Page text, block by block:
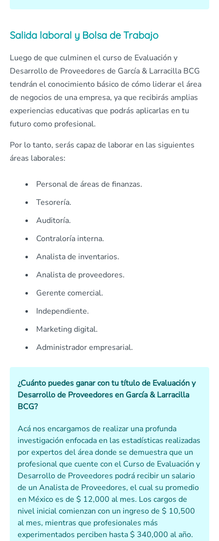
Salida laboral y Bolsa de Trabajo
Luego de que culminen el curso de Evaluación y
Desarrollo de Proveedores de García & Larracilla BCG
tendrán el conocimiento básico de cómo liderar el área
de negocios de una empresa, ya que recibirás amplias
experiencias educativas que podrás aplicarlas en tu
futuro como profesional.
Por lo tanto, serás capaz de laborar en las siguientes
áreas laborales:
Personal de áreas de finanzas.
Tesorería.
Auditoría.
Contraloría interna.
Analista de inventarios.
Analista de proveedores.
Gerente comercial.
Independiente.
Marketing digital.
Administrador empresarial.
¿Cuánto puedes ganar con tu título de Evaluación y
Desarrollo de Proveedores en García & Larracilla
BCG?
Acá nos encargamos de realizar una profunda
investigación enfocada en las estadísticas realizadas
por expertos del área donde se demuestra que un
profesional que cuente con el Curso de Evaluación y
Desarrollo de Proveedores podrá recibir un salario
de un Analista de Proveedores, el cual su promedio
en México es de $ 12,000 al mes. Los cargos de
nivel inicial comienzan con un ingreso de $ 10,500
al mes, mientras que profesionales más
experimentados perciben hasta $ 340,000 al año.